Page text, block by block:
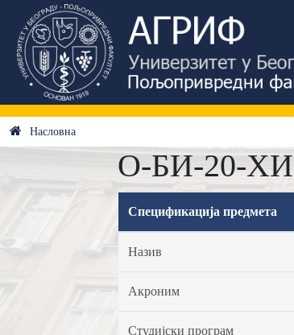
Насловна
О-БИ-20-
Спецификација предмета
Назив
Акроним
Студијски програм